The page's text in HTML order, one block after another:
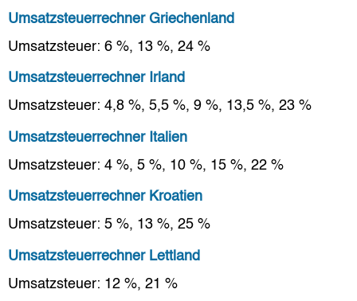
Umsatzsteuerrechner Griechenland
Umsatzsteuer: 6 %, 13 %, 24 %
Umsatzsteuerrechner Irland
Umsatzsteuer: 4,8 %, 5,5 %, 9 %, 13,5 %, 23 %
Umsatzsteuerrechner Italien
Umsatzsteuer: 4 %, 5 %, 10 %, 15 %, 22 %
Umsatzsteuerrechner Kroatien
Umsatzsteuer: 5 %, 13 %, 25 %
Umsatzsteuerrechner Lettland
Umsatzsteuer: 12 %, 21 %